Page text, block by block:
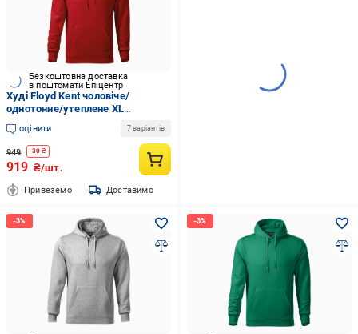
Безкоштовна доставка
в поштомати Епіцентр
Худі Floyd Kent чоловіче/
однотонне/утеплене XL
Червоний (7017-04-XL)
оцінити 7 варіантів
949 -30 ₴
919 ₴/шт.
Привеземо Доставимо